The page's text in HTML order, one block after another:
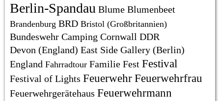
Berlin-Spandau Blume Blumenbeet
Brandenburg BRD Bristol (Großbritannien)
Bundeswehr Camping Cornwall DDR
Devon (England) East Side Gallery (Berlin)
England Fahrradtour Familie Fest Festival
Festival of Lights Feuerwehr Feuerwehrfrau
Feuerwehrgerätehaus Feuerwehrmann